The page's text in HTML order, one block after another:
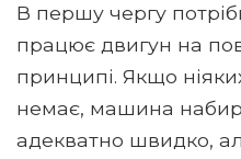
В першу чергу
працює двигун на
принципі. Якщо
немає, машина
адекватно швидко,